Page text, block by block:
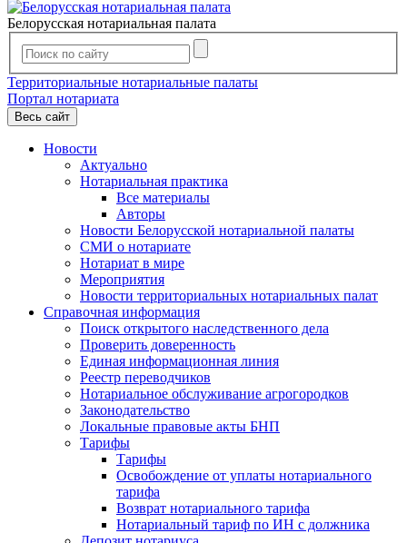
Белорусская нотариальная палата
Территориальные нотариальные палаты
Портал нотариата
Весь сайт
Новости
Актуально
Нотариальная практика
Все материалы
Авторы
Новости Белорусской нотариальной палаты
СМИ о нотариате
Нотариат в мире
Мероприятия
Новости территориальных нотариальных палат
Справочная информация
Поиск открытого наследственного дела
Проверить доверенность
Единая информационная линия
Реестр переводчиков
Нотариальное обслуживание агрогородков
Законодательство
Локальные правовые акты БНП
Тарифы
Тарифы
Освобождение от уплаты нотариального
тарифа
Возврат нотариального тарифа
Нотариальный тариф по ИН с должника